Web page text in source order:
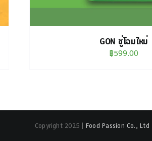
GON ชู่โฉมใหม่
฿599.00
Copyright 2025 | Food Passion Co., Ltd